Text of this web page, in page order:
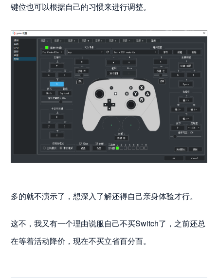
键位也可以根据自己的习惯来进行调整。
多的就不演示了，想深入了解还得自己亲身体验才行。
这不，我又有一个理由说服自己不买Switch了，之前还总
在等着活动降价，现在不买立省百分百。